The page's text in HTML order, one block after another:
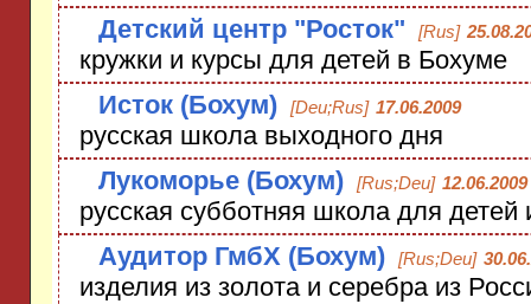
Детский центр "Росток"
[Rus]
кружки и курсы для детей в Бохуме
Исток (Бохум)
[Deu;Rus] 17.06.2009
русская школа выходного дня
Лукоморье (Бохум)
[Rus;Deu] 12.06.2009
русская субботняя школа для
Аудитор ГмбХ (Бохум)
[Rus;Deu]
изделия из золота и серебра из